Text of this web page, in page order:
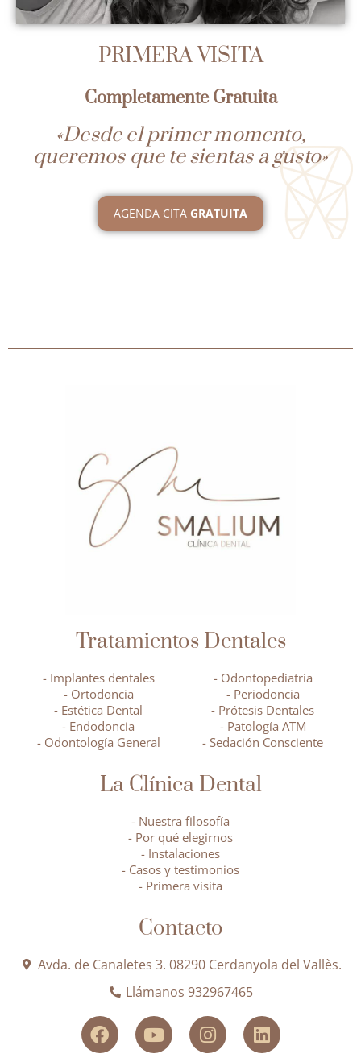
PRIMERA VISITA
Completamente Gratuita
«Desde el primer momento,
queremos que te sientas a gusto»
AGENDA CITA GRATUITA
Tratamientos Dentales
- Implantes dentales
- Ortodoncia
- Estética Dental
- Endodoncia
- Odontología General
- Odontopediatría
- Periodoncia
- Prótesis Dentales
- Patología ATM
- Sedación Consciente
La Clínica Dental
- Nuestra filosofía
- Por qué elegirnos
- Instalaciones
- Casos y testimonios
- Primera visita
Contacto
Avda. de Canaletes 3. 08290 Cerdanyola del Vallès.
Llámanos 932967465